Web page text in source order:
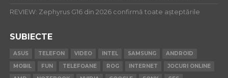
REVIEW: Zephyrus G16 din 2026 confirmă toate așteptările
SUBIECTE
ASUS TELEFON VIDEO INTEL SAMSUNG
ANDROID
MOBIL
FUN TELEFOANE ROG INTERNET
JOCURI ONLINE